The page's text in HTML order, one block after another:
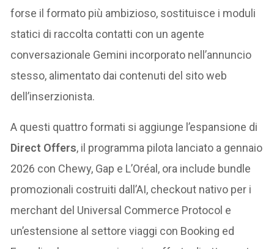
forse il formato più ambizioso, sostituisce i moduli
statici di raccolta contatti con un agente
conversazionale Gemini incorporato nell’annuncio
stesso, alimentato dai contenuti del sito web
dell’inserzionista.
A questi quattro formati si aggiunge l’espansione di
Direct Offers, il programma pilota lanciato a gennaio
2026 con Chewy, Gap e L’Oréal, ora include bundle
promozionali costruiti dall’AI, checkout nativo per i
merchant del Universal Commerce Protocol e
un’estensione al settore viaggi con Booking ed